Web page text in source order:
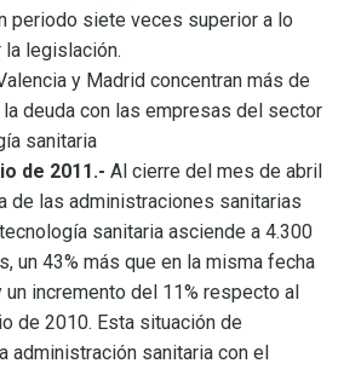
periodo siete veces superior a lo
legislación.
y Madrid concentran más de
deuda con las empresas del sector
sanitaria
de 2011.- Al cierre del mes de abril
de las administraciones sanitarias
sanitaria asciende a 4.300
un 43% más que en la misma fecha
un incremento del 11% respecto al
de 2010. Esta situación de
administración sanitaria con el